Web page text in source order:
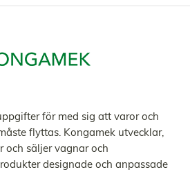
för med sig att varor och
flyttas. Kongamek utvecklar,
och säljer vagnar och
designade och anpassade